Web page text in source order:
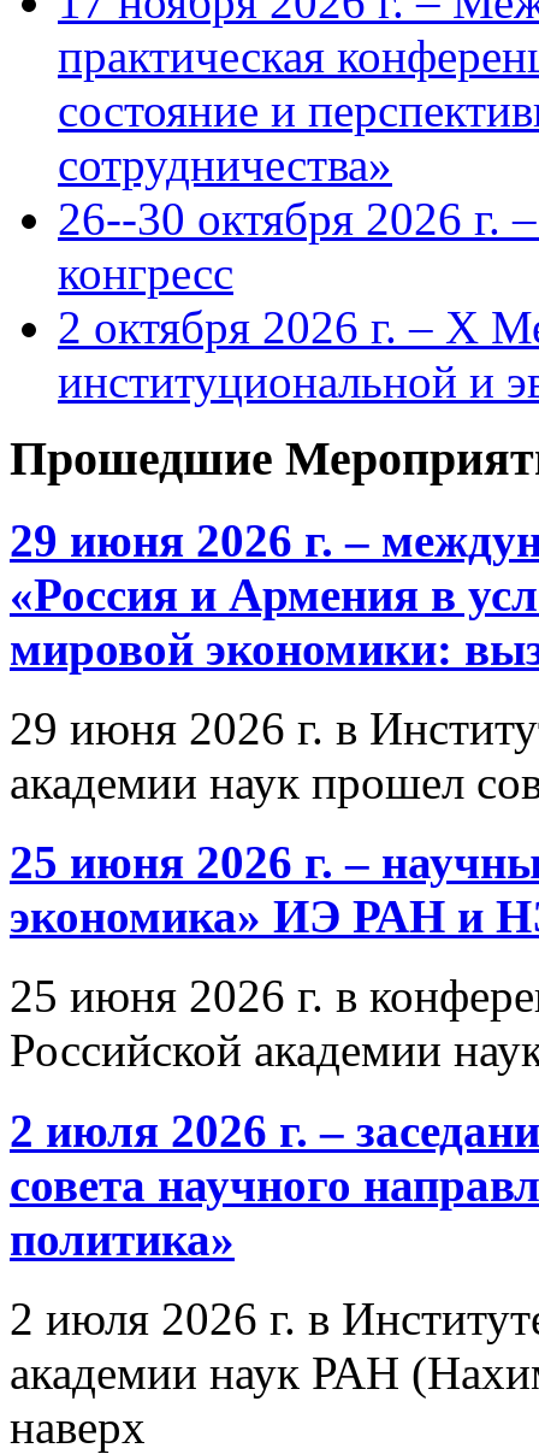
практическая
состояние и
сотрудничества»
26--30 октября 2026 г.
конгресс
2 октября 2026 г. – X
институциональной и
Прошедшие
29 июня 2026 г. –
«Россия и Армения в
мировой экономики:
29 июня 2026 г. в
академии наук прошел
25 июня 2026 г. –
экономика» ИЭ РАН и
25 июня 2026 г. в
Российской академии
2 июля 2026 г. –
совета научного
политика»
2 июля 2026 г. в
академии наук РАН
наверх